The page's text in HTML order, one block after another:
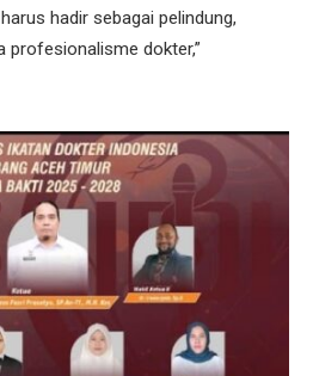
hadir sebagai pelindung,
profesionalisme dokter,”